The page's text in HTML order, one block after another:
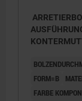
FORM=B
FARBE